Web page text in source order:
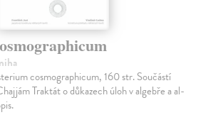
cosmographicum, 160 str. Součástí
Traktát o důkazech úloh v algebře a al-